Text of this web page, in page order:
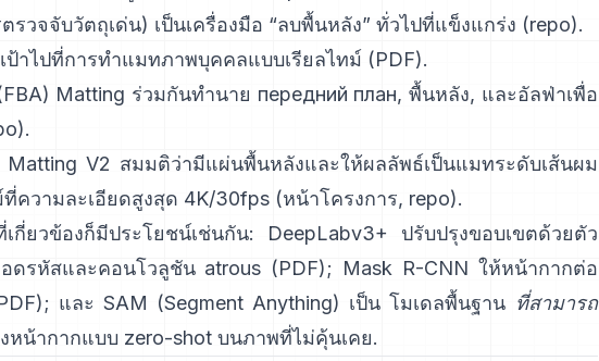
รวจจับวัตถุเด่น) เป็นเครื่องมือ “ลบพื้นหลัง” ทั่วไปที่แข็งแกร่ง (repo).
ป้าไปที่การทำแมทภาพบุคคลแบบเรียลไทม์ (PDF).
Matting ร่วมกันทำนาย передний план, พื้นหลัง, และอัลฟ่าเพื่อ
).
Matting V2 สมมติว่ามีแผ่นพื้นหลังและให้ผลลัพธ์เป็นแมทระดับเส้นผม
ความละเอียดสูงสุด 4K/30fps (หน้าโครงการ, repo).
กี่ยวข้องก็มีประโยชน์เช่นกัน:
DeepLabv3+ ปรับปรุงขอบเขตด้วยตัว
ดรหัสและคอนโวลูชัน atrous (PDF); Mask R-CNN ให้หน้ากากต่อ
); และ SAM (Segment Anything) เป็น โมเดลพื้นฐาน ที่สามารถ
หน้ากากแบบ zero-shot บนภาพที่ไม่คุ้นเคย.